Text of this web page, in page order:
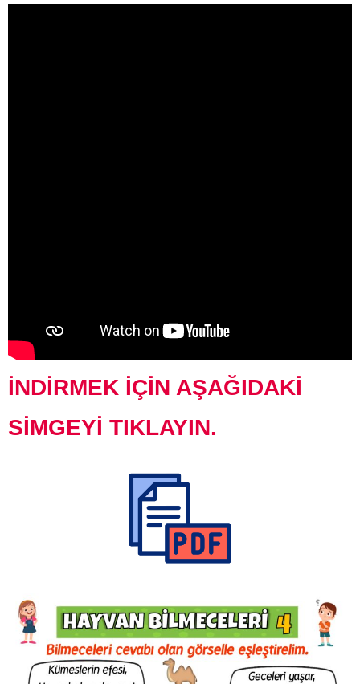
İNDİRMEK İÇİN AŞAĞIDAKİ
SİMGEYİ TIKLAYIN.